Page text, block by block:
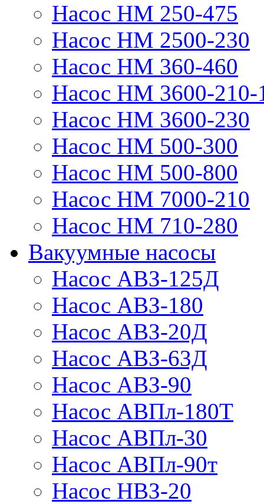
Насос НМ 250-475
Насос НМ 2500-230
Насос НМ 360-460
Насос НМ 3600-210-
Насос НМ 3600-230
Насос НМ 500-300
Насос НМ 500-800
Насос НМ 7000-210
Насос НМ 710-280
Вакуумные насосы
Насос АВЗ-125Д
Насос АВЗ-180
Насос АВЗ-20Д
Насос АВЗ-63Д
Насос АВЗ-90
Насос АВПл-180Т
Насос АВПл-30
Насос АВПл-90т
Насос НВЗ-20